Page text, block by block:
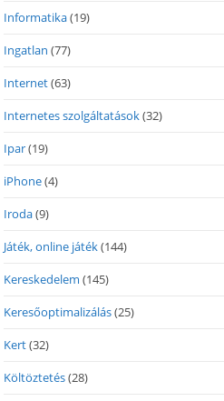
Informatika(19)
Ingatlan (77)
Internet(63)
Internetes szolgáltatások(32)
Ipar(19)
iPhone(4)
Iroda(9)
Játék, online játék(144)
Kereskedelem (145)
Keresőoptimalizálás(25)
Kert(32)
Költöztetés(28)